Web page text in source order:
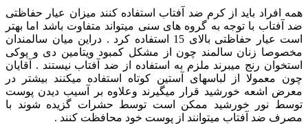
همه افراد باید از کرم ضد آفتاب استفاده کنند میزان عیار حفاظتی
ضد آفتاب با توجه به گروه های سنی میتواند متفاوت باشد اما بهتر
است عیار حفاظتی بالای 15 استفاده کرد . دراین میان سالمندان
مخصوصا زنان سالمند چون از مشکل کمبود ویتامین دی و پوکی
استخوان رنج میبرند ملزم به استفاده از ضد آفتاب نیستند . آقایان
چون معمولا از لباسهای آستین کوتاه استفاده میکنند بیشتر در
معرض اشعه خورشید قرار میگیرند وعلاوه بر آسیب دیدن پوست
توسط نور خورشید ممکن است توسط حشرات گزیده شوند با
مصرف ضد آفتاب میتوانند از پوست خود محافظت کنند .